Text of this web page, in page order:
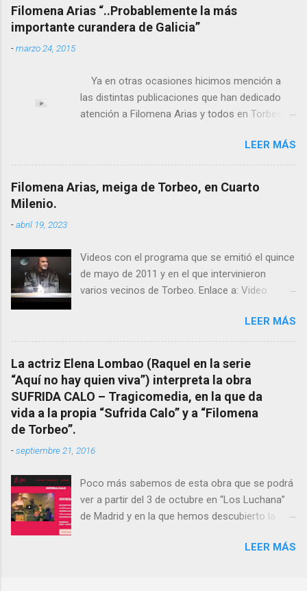
Filomena Arias “..Probablemente la más
importante curandera de Galicia”
-marzo 24, 2015
Ya en otras ocasiones hicimos mención a
las distintas publicaciones que han dedicado
atención a Filomena Arias y todos en Torbeo
el pasado siglo tuvo esta “curandeira” por sus
“obras y milagros”, pero también como
excelente difusora del nombre de nuestro
pueblo, no en vano es reconocida por muchos
mención a ANTON PATIÑO REGUEIRA (ya
fallecido) cuyo empeño por estudiar y dar a
conocer a esta “sabia” y por ende a Torbeo no
También reproducimos integro el articulo que
en el año 2000 publico Ángel Arnaiz recogiendo
información de primera mano que le
suministraron David (nieto de Filomena) y
algunos vecinos mas del pueblo.
Dejamos para otro momento la ...
LEER MÁS
Filomena Arias, meiga de Torbeo, en Cuarto
Milenio.
-abril 19, 2023
Videos con el programa que se emitió el quince
de mayo de 2011 y en el que intervinieron
varios vecinos de Torbeo. Enlace a: Video
completo emitido en CUARTO MILENIO En
Facebook otra copia con mejor resolución:
Facebook CUARTO MILENIO - Filomena Arias.
LEER MÁS
La actriz Elena Lombao (Raquel en la serie
“Aquí no hay quien viva”) interpreta la obra
SUFRIDA CALO – Tragicomedia, en la que da
vida a la propia “Sufrida Calo” y a “Filomena
de Torbeo”.
-septiembre 21, 2016
Poco más sabemos de esta obra que se podrá
ver a partir del 3 de octubre en “Los Luchana”
de Madrid y en la que hemos descubierto la
verla.- Sinopsis corta SUFRIDA CALO muere y
LEER MÁS